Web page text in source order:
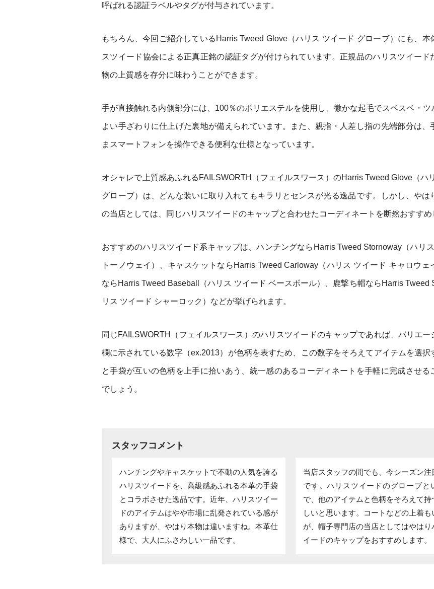
呼ばれる認証ラベルやタグが付与されています。
もちろん、今回ご紹介しているHarris Tweed Glove（ハリス ツイード グローブ）にも、本
スツイード協会による正真正銘の認証タグが付けられています。正規品のハリスツイード
物の上質感を存分に味わうことができます。
手が直接触れる内側部分には、100％のポリエステルを使用し、微かな起毛でスベスベ・ツ
よい手ざわりに仕上げた裏地が備えられています。また、親指・人差し指の先端部分は、
まスマートフォンを操作できる便利な仕様となっています。
オシャレで上質感あふれるFAILSWORTH（フェイルスワース）のHarris Tweed Glove（ハ
グローブ）は、どんな装いに取り入れてもキラリとセンスが光る逸品です。しかし、やは
の当店としては、同じハリスツイードのキャップと合わせたコーディネートを断然おすすめ
おすすめのハリスツイード系キャップは、ハンチングならHarris Tweed Stornoway（ハリ
トーノウェイ）、キャスケットならHarris Tweed Carloway（ハリス ツイード キャロウェ
ならHarris Tweed Baseball（ハリス ツイード ベースボール）、鹿撃ち帽ならHarris Tweed
リス ツイード シャーロック）などが挙げられます。
同じFAILSWORTH（フェイルスワース）のハリスツイードのキャップであれば、バリエー
欄に示されている数字（ex.2013）が色柄を表すため、この数字をそろえてアイテムを選択
と手袋が互いの色柄を上手に拾いあう、統一感のあるコーディネートを手軽に完成させる
でしょう。
スタッフコメント
ハンチングやキャスケットで不動の人気を誇る
ハリスツイードを、高級感あふれる本革の手袋
とコラボさせた逸品です。近年、ハリスツイー
ドのアイテムはやや市場に乱発されている感が
ありますが、やはり本物は違いますね。本革仕
様で、大人にふさわしい一品です。
当店スタッフの間でも、今シーズン注
です。ハリスツイードのグローブと
で、他のアイテムと色柄をそろえて持
しいと思います。コートなどの上着も
が、帽子専門店の当店としてはやはり
イードのキャップをおすすめします。